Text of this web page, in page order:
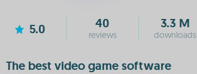
5.0 40
reviews
3.3 M
downloads
The best video game software